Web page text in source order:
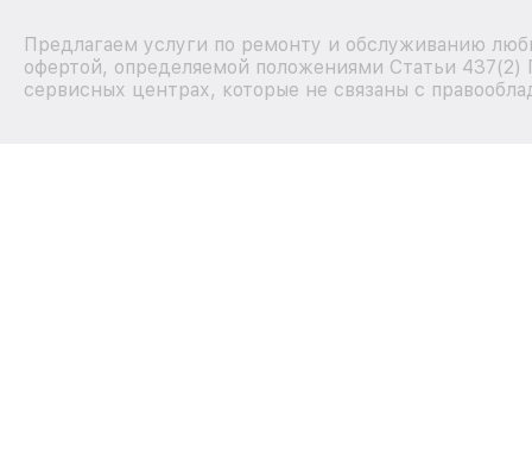
Предлагаем услуги по ремонту и обслуживанию
офертой, определяемой положениями Статьи
сервисных центрах, которые не связаны с